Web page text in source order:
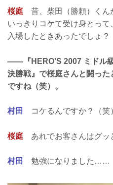
桜庭 昔、柴田（勝頼）く
いっきりコケて受け身とっ
入場したときあったでしょ
——『HERO'S 2007 ミドル
決勝戦』で桜庭さんと闘っ
ですね（笑）。
村田 コケるんですか？（笑
桜庭 あれでお客さんはグッ
村田 勉強になりました……